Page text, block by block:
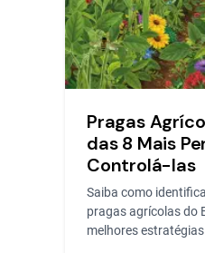
Pragas
das 8 Mais
Controlá-las
Saiba como
pragas agrícolas do
melhores